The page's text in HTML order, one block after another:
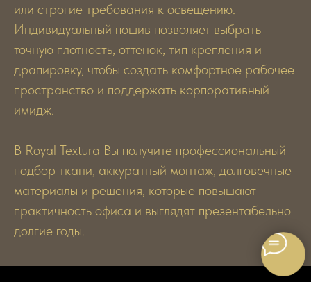
или строгие требования к освещению.
Индивидуальный пошив позволяет выбрать
точную плотность, оттенок, тип крепления и
драпировку, чтобы создать комфортное рабочее
пространство и поддержать корпоративный
имидж.
В Royal Textura Вы получите профессиональный
подбор ткани, аккуратный монтаж, долговечные
материалы и решения, которые повышают
практичность офиса и выглядят презентабельно
долгие годы.